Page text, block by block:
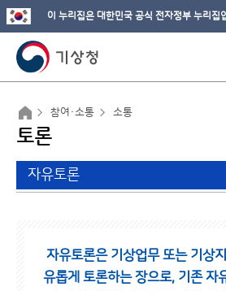
이 누리집은 대한민국 공식 전자정부 누리집
참여·소통 소통
토론
자유토론
자유토론은 기상업무 또는 기상
유롭게 토론하는 장으로, 기존 자